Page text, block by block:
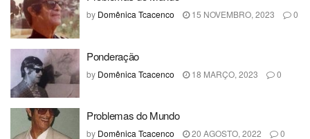
by Domênica Tcacenco 15 NOVEMBRO, 2023 0
Ponderação
by Domênica Tcacenco 18 MARÇO, 2023 0
Problemas do Mundo
by Domênica Tcacenco 20 AGOSTO, 2022 0